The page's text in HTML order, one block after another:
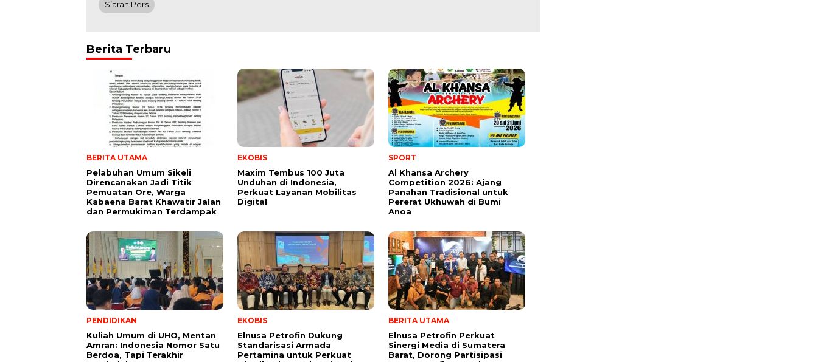
Siaran Pers
Berita Terbaru
BERITA UTAMA
Pelabuhan Umum Sikeli
Direncanakan Jadi Titik
Pemuatan Ore, Warga
Kabaena Barat Khawatir Jalan
dan Permukiman Terdampak
EKOBIS
Maxim Tembus 100 Juta
Unduhan di Indonesia,
Perkuat Layanan Mobilitas
Digital
SPORT
Al Khansa Archery
Competition 2026: Ajang
Panahan Tradisional untuk
Pererat Ukhuwah di Bumi
Anoa
PENDIDIKAN
Kuliah Umum di UHO, Mentan
Amran: Indonesia Nomor Satu
Berdoa, Tapi Terakhir
EKOBIS
Elnusa Petrofin Dukung
Standarisasi Armada
Pertamina untuk Perkuat
BERITA UTAMA
Elnusa Petrofin Perkuat
Sinergi Media di Sumatera
Barat, Dorong Partisipasi